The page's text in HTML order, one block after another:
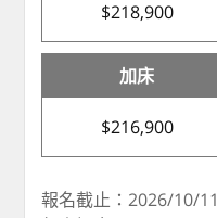
$218,900
加床
$216,900
報名截止：2026/10/11